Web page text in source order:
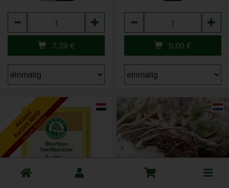
7,39 € 0,00 €
Aktion!
kurzes MHD
bis zum 30.8.2026
Toggle